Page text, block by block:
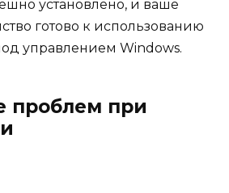
установлено, и ваше
готово к использованию
управлением Windows.
проблем при